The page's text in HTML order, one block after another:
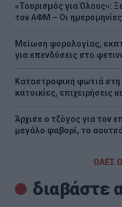
«Τουρισμός για Όλους»:
τον ΑΦΜ – Οι ημερομηνίες
Μείωση φορολογίας,
για επενδύσεις στο
Καταστροφική φωτιά στη
κατοικίες, επιχειρήσεις
Άρχισε ο τζόγος για τον
μεγάλο φαβορί, το
ΟΛΕΣ
διαβάστε